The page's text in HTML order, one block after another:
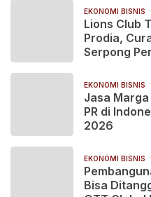
EKONOMI BISNIS
Lions Club
Prodia,
Serpong
Sosial
EKONOMI BISNIS
Jasa
PR di
2026
EKONOMI BISNIS
Bisa